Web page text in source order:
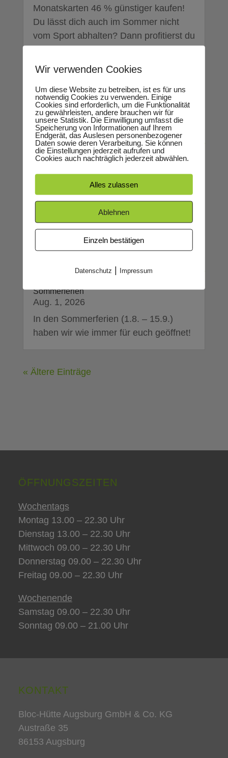
Monatskarten 46 % günstiger kaufen!
Du lässt dich auch im Sommer nicht
vom Sport abhalten? Dann profitierst du
Der Kauf einer Monatskarte lohnt sich
Monat! Jede Karte...
Die nächsten Umschraubtermine
Dez. 10, 2025
Fast jede Woche schrauben wir für
euch montags und dienstags neue
Boulder!
Sommerferien
Aug. 1, 2026
In den Sommerferien (1.8. – 15.9.)
haben wir wie immer für euch geöffnet!
« Ältere Einträge
ÖFFNUNGSZEITEN
Wochentags
Montag 13.00 – 22.30 Uhr
Dienstag 13.00 – 22.30 Uhr
Mittwoch 09.00 – 22.30 Uhr
Donnerstag 09.00 – 22.30 Uhr
Freitag 09.00 – 22.30 Uhr
Wochenende
Samstag 09.00 – 22.30 Uhr
Sonntag 09.00 – 21.00 Uhr
KONTAKT
Bloc-Hütte Augsburg GmbH & Co. KG
Austraße 35
86153 Augsburg
Wir verwenden Cookies
Um diese Website zu betreiben, ist es für uns
notwendig Cookies zu verwenden. Einige
Cookies sind erforderlich, um die Funktionalität
zu gewährleisten, andere brauchen wir für
unsere Statistik. Die Einwilligung umfasst die
Speicherung von Informationen auf Ihrem
Endgerät, das Auslesen personenbezogener
Daten sowie deren Verarbeitung. Sie können
die Einstellungen jederzeit aufrufen und
Cookies auch nachträglich jederzeit abwählen.
Alles zulassen
Ablehnen
Einzeln bestätigen
Datenschutz | Impressum